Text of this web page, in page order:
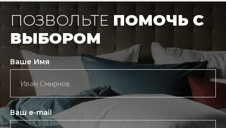
ПОЗВОЛЬТЕ ПОМОЧЬ С
ВЫБОРОМ
Ваше Имя
Иван Смирнов
Ваш e-mail